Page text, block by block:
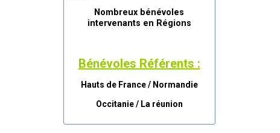
Nombreux bénévoles
intervenants en Régions
Bénévoles Référents :
Hauts de France / Normandie
Occitanie / La réunion